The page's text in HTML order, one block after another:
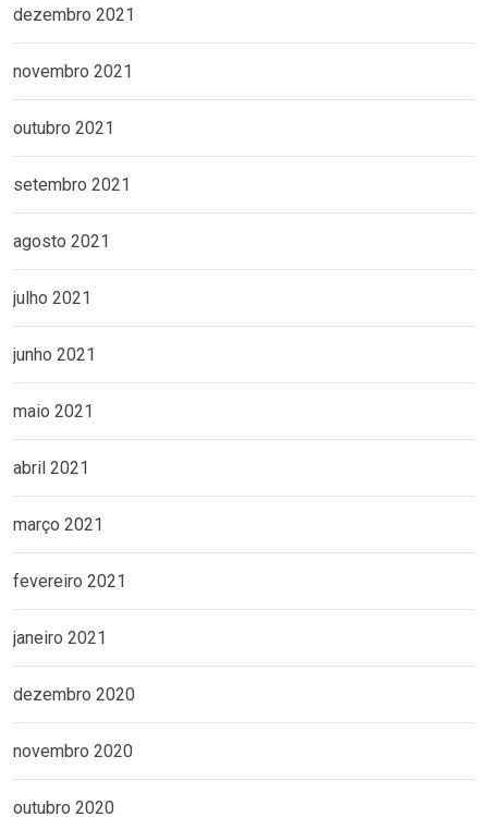
dezembro 2021
novembro 2021
outubro 2021
setembro 2021
agosto 2021
julho 2021
junho 2021
maio 2021
abril 2021
março 2021
fevereiro 2021
janeiro 2021
dezembro 2020
novembro 2020
outubro 2020